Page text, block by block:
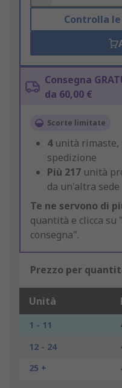
Controlla
Consegna
da 60,00 €
Scorte limitate
4 unità
spedizione
Più 217 unità
da un'altra sede
Te ne servono di
quantità e clicca su
consegna".
Prezzo per
Unità
1 - 11
12 - 24
25 +